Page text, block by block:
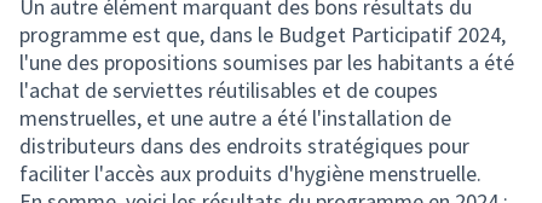
Un autre élément marquant des bons résultats du
programme est que, dans le Budget Participatif 2024,
l'une des propositions soumises par les habitants a été
l'achat de serviettes réutilisables et de coupes
menstruelles, et une autre a été l'installation de
distributeurs dans des endroits stratégiques pour
faciliter l'accès aux produits d'hygiène menstruelle.